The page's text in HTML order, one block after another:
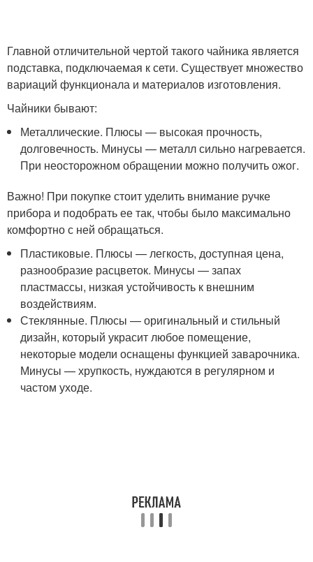
Главной отличительной чертой такого чайника является
подставка, подключаемая к сети. Существует множество
вариаций функционала и материалов изготовления.
Чайники бывают:
Металлические. Плюсы — высокая прочность,
долговечность. Минусы — металл сильно нагревается.
При неосторожном обращении можно получить ожог.
Важно! При покупке стоит уделить внимание ручке
прибора и подобрать ее так, чтобы было максимально
комфортно с ней обращаться.
Пластиковые. Плюсы — легкость, доступная цена,
разнообразие расцветок. Минусы — запах
пластмассы, низкая устойчивость к внешним
воздействиям.
Стеклянные. Плюсы — оригинальный и стильный
дизайн, который украсит любое помещение,
некоторые модели оснащены функцией заварочника.
Минусы — хрупкость, нуждаются в регулярном и
частом уходе.